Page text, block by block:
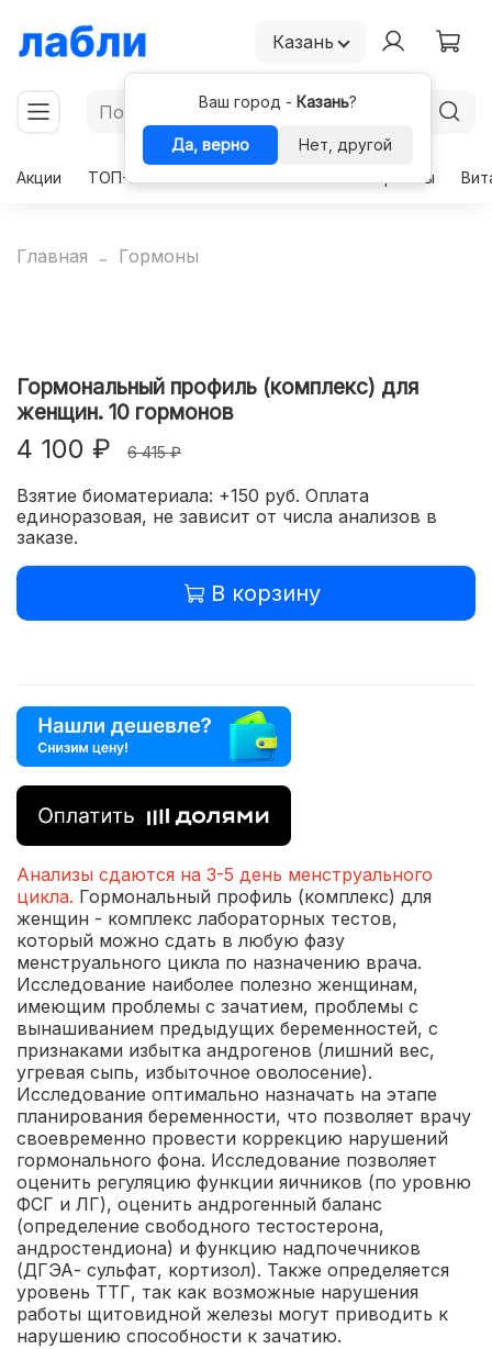
Казань
Ваш город - Казань?
Да, верно
Нет, другой
Акции
ТОП-50 Гормоны
Главная Гормоны
Гормональный профиль (комплекс) для
женщин. 10 гормонов
4 100 ₽ 6 415 ₽
Взятие биоматериала: +150 руб. Оплата
единоразовая, не зависит от числа анализов в
заказе.
В корзину
Анализы сдаются на 3-5 день менструального
цикла. Гормональный профиль (комплекс) для
женщин - комплекс лабораторных тестов,
который можно сдать в любую фазу
менструального цикла по назначению врача.
Исследование наиболее полезно женщинам,
имеющим проблемы с зачатием, проблемы с
вынашиванием предыдущих беременностей, с
признаками избытка андрогенов (лишний вес,
угревая сыпь, избыточное оволосение).
Исследование оптимально назначать на этапе
планирования беременности, что позволяет врачу
своевременно провести коррекцию нарушений
гормонального фона. Исследование позволяет
оценить регуляцию функции яичников (по уровню
ФСГ и ЛГ), оценить андрогенный баланс
(определение свободного тестостерона,
андростендиона) и функцию надпочечников
(ДГЭА- сульфат, кортизол). Также определяется
уровень ТТГ, так как возможные нарушения
работы щитовидной железы могут приводить к
нарушению способности к зачатию.